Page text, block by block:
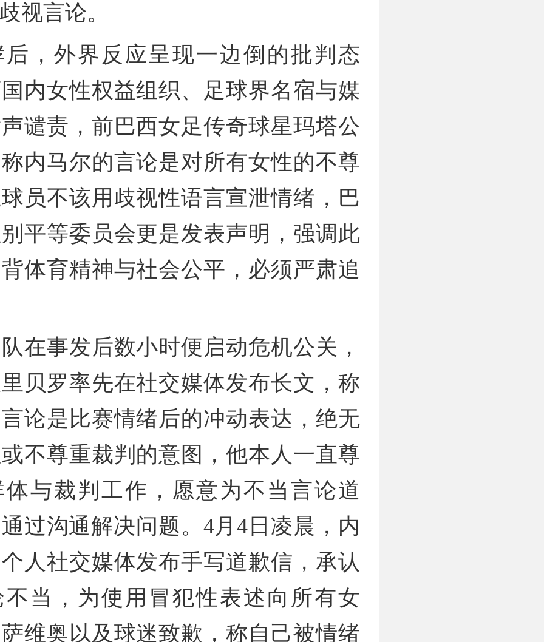
视言论。
，外界反应呈现一边倒的批判态
内女性权益组织、足球界名宿与媒
谴责，前巴西女足传奇球星玛塔公
内马尔的言论是对所有女性的不尊
员不该用歧视性语言宣泄情绪，巴
平等委员会更是发表声明，强调此
体育精神与社会公平，必须严肃追
在事发后数小时便启动危机公关，
贝罗率先在社交媒体发布长文，称
论是比赛情绪后的冲动表达，绝无
不尊重裁判的意图，他本人一直尊
与裁判工作，愿意为不当言论道
过沟通解决问题。4月4日凌晨，内
人社交媒体发布手写道歉信，承认
当，为使用冒犯性表述向所有女
维奥以及球迷致歉，称自己被情绪